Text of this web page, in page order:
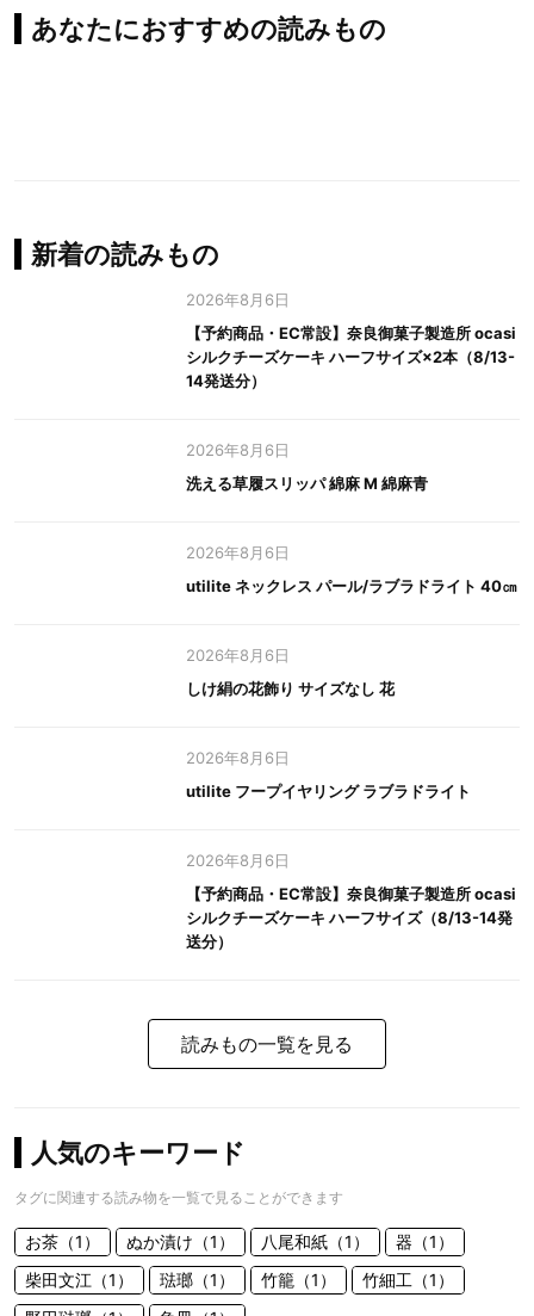
あなたにおすすめの読みもの
新着の読みもの
2026年8月6日
【予約商品・EC常設】奈良御菓子製造所 ocasi
シルクチーズケーキ ハーフサイズ×2本（8/13-
14発送分）
2026年8月6日
洗える草履スリッパ 綿麻 M 綿麻青
2026年8月6日
utilite ネックレス パール/ラブラドライト 40㎝
2026年8月6日
しけ絹の花飾り サイズなし 花
2026年8月6日
utilite フープイヤリング ラブラドライト
2026年8月6日
【予約商品・EC常設】奈良御菓子製造所 ocasi
シルクチーズケーキ ハーフサイズ（8/13-14発
送分）
読みもの一覧を見る
人気のキーワード
タグに関連する読み物を一覧で見ることができます
お茶（1） ぬか漬け（1） 八尾和紙（1）
器（1）
柴田文江（1）
琺瑯（1） 竹籠（1）
竹細工（1）